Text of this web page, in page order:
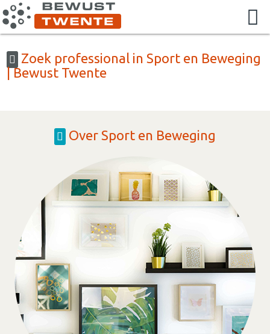
Zoek professional in Sport en Beweging
| Bewust Twente
Over Sport en Beweging